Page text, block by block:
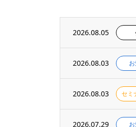
2026.08.05
2026.08.03
2026.08.03 セミ
2026.07.29